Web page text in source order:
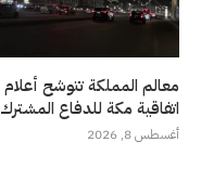
معالم المملكة تتوشح أعلام
اتفاقية مكة للدفاع المشترك
أغسطس 8, 2026